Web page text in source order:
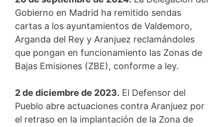
Gobierno en Madrid ha remitido sendas
cartas a los ayuntamientos de Valdemoro,
Arganda del Rey y Aranjuez reclamándoles
que pongan en funcionamiento las Zonas de
Bajas Emisiones (ZBE), conforme a ley.
2 de diciembre de 2023. El Defensor del
Pueblo abre actuaciones contra Aranjuez por
el retraso en la implantación de la Zona de